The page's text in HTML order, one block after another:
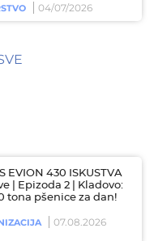
04/07/2026
EVION 430 ISKUSTVA
| Epizoda 2 | Kladovo:
tona pšenice za dan!
07.08.2026